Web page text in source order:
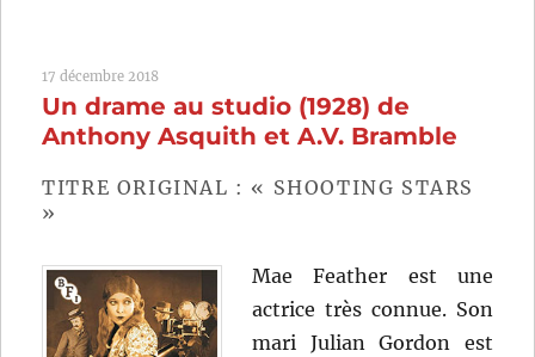
17 décembre 2018
Un drame au studio (1928) de
Anthony Asquith et A.V. Bramble
TITRE ORIGINAL : « SHOOTING STARS
»
Mae Feather est une
actrice très connue. Son
mari Julian Gordon est